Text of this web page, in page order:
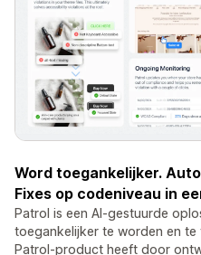
Word toegankelijker.
Fixes op codeniveau in
Patrol is een AI-gestuurde
toegankelijker te worden en te
Patrol-product heeft door